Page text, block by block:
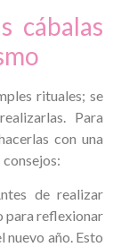
cábalas
rituales; se
Para
con una
de realizar
para reflexionar
nuevo año. Esto